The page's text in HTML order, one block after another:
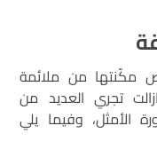
مكّنتها من ملائمة
تجري العديد من
الأمثل، وفيما يلي